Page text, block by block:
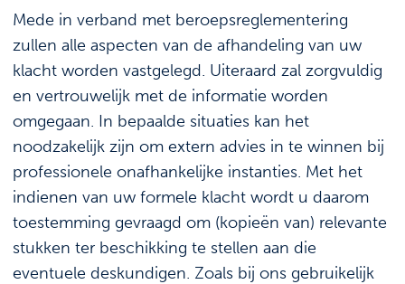
Mede in verband met beroepsreglementering
zullen alle aspecten van de afhandeling van uw
klacht worden vastgelegd. Uiteraard zal zorgvuldig
en vertrouwelijk met de informatie worden
omgegaan. In bepaalde situaties kan het
noodzakelijk zijn om extern advies in te winnen bij
professionele onafhankelijke instanties. Met het
indienen van uw formele klacht wordt u daarom
toestemming gevraagd om (kopieën van) relevante
stukken ter beschikking te stellen aan die
eventuele deskundigen. Zoals bij ons gebruikelijk